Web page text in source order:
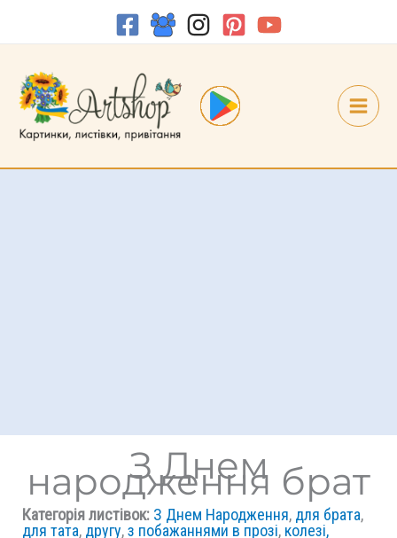
З Днем
народження брат
Категорія листівок: З Днем Народження, для брата,
для тата, другу,з побажаннями в прозі, колезі,